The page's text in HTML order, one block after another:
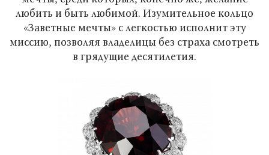
любить и быть любимой. Изумительное кольцо
«Заветные мечты» с легкостью исполнит эту
миссию, позволяя владелицы без страха смотреть
в грядущие десятилетия.